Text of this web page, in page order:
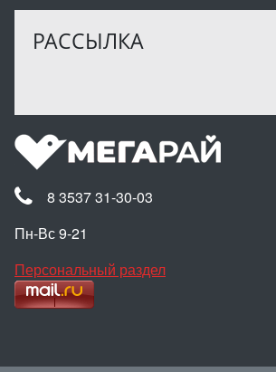
РАССЫЛКА
8 3537 31-30-03
Пн-Вс 9-21
Персональный раздел